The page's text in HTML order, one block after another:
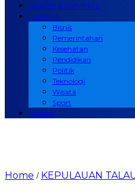
HUKUM & KRIMINAL
LAINNYA
Bisnis
Pemerintahan
Kesehatan
Pendidikan
Politik
Teknologi
Wisata
Sport
Redaksi
Home / KEPULAUAN